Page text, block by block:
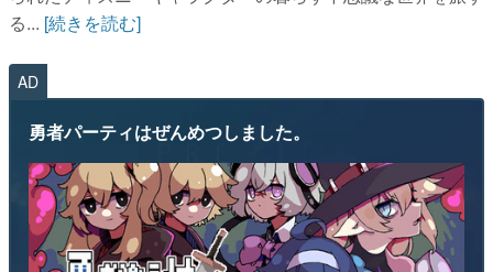
る... [続きを読む]
AD
勇者パーティはぜんめつしました。